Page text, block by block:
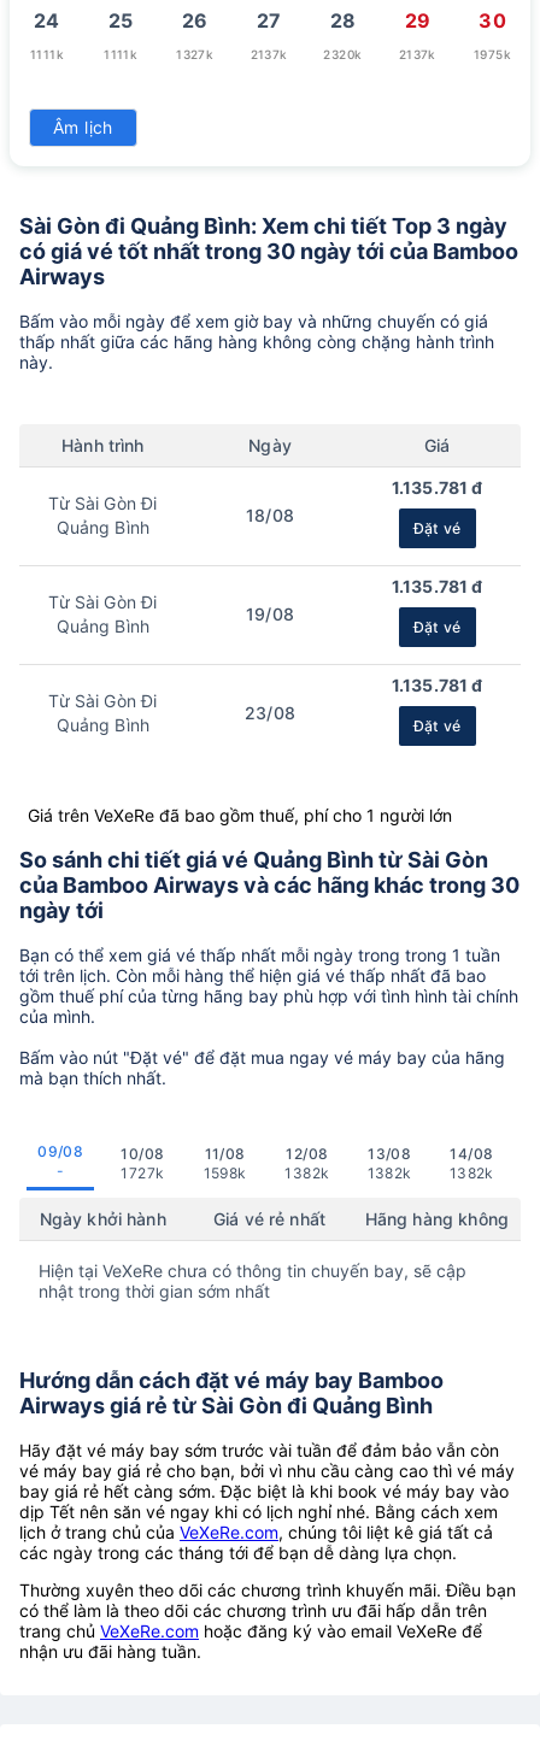
24
1111k
25
1111k
26
1327k
27
2137k
28
2320k
29
2137k
30
1975k
31
1901k
Âm lịch
Sài Gòn đi Quảng Bình: Xem chi tiết Top 3 ngày
có giá vé tốt nhất trong 30 ngày tới của Bamboo
Airways
Bấm vào mỗi ngày để xem giờ bay và những chuyến có giá
thấp nhất giữa các hãng hàng không còng chặng hành trình
này.
Hành trình Ngày Giá
Từ Sài Gòn Đi
Quảng Bình
18/08
1.135.781 đ
Đặt vé
Từ Sài Gòn Đi
Quảng Bình
19/08
1.135.781 đ
Đặt vé
Từ Sài Gòn Đi
Quảng Bình
23/08
1.135.781 đ
Đặt vé
Giá trên VeXeRe đã bao gồm thuế, phí cho 1 người lớn
So sánh chi tiết giá vé Quảng Bình từ Sài Gòn
của Bamboo Airways và các hãng khác trong 30
ngày tới
Bạn có thể xem giá vé thấp nhất mỗi ngày trong trong 1 tuần
tới trên lịch. Còn mỗi hàng thể hiện giá vé thấp nhất đã bao
gồm thuế phí của từng hãng bay phù hợp với tình hình tài chính
của mình.
Bấm vào nút "Đặt vé" để đặt mua ngay vé máy bay của hãng
mà bạn thích nhất.
09/08
-
10/08
1727k
11/08
1598k
12/08
1382k
13/08
1382k
14/08
1382k
Ngày khởi hành Giá vé rẻ nhất Hãng hàng không
Hiện tại VeXeRe chưa có thông tin chuyến bay, sẽ cập
nhật trong thời gian sớm nhất
Hướng dẫn cách đặt vé máy bay Bamboo
Airways giá rẻ từ Sài Gòn đi Quảng Bình
Hãy đặt vé máy bay sớm trước vài tuần để đảm bảo vẫn còn
vé máy bay giá rẻ cho bạn, bởi vì nhu cầu càng cao thì vé máy
bay giá rẻ hết càng sớm. Đặc biệt là khi book vé máy bay vào
dịp Tết nên săn vé ngay khi có lịch nghỉ nhé. Bằng cách xem
lịch ở trang chủ của VeXeRe.com, chúng tôi liệt kê giá tất cả
các ngày trong các tháng tới để bạn dễ dàng lựa chọn.
Thường xuyên theo dõi các chương trình khuyến mãi. Điều bạn
có thể làm là theo dõi các chương trình ưu đãi hấp dẫn trên
trang chủ VeXeRe.com hoặc đăng ký vào email VeXeRe để
nhận ưu đãi hàng tuần.